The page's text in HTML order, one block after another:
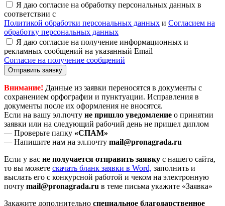
Я даю согласие на обработку персональных данных в
соответствии с
Политикой обработки персональных данных и Согласием на
обработку персональных данных
Я даю согласие на получение информационных и
рекламных сообщений на указанный Email
Согласие на получение сообщений
Отправить заявку
Внимание! Данные из заявки переносятся в документы с
сохранением орфографии и пунктуации. Исправления в
документы после их оформления не вносятся.
Если на вашу эл.почту не пришло уведомление о принятии
заявки или на следующий рабочий день не пришел диплом
— Проверьте папку «СПАМ»
— Напишите нам на эл.почту mail@pronagrada.ru
Если у вас не получается отправить заявку с нашего сайта,
то вы можете cкачать бланк заявки в Word, заполнить и
выслать его с конкурсной работой и чеком на электронную
почту mail@pronagrada.ru в теме письма укажите «Заявка»
Закажите дополнительно специальное благодарственное